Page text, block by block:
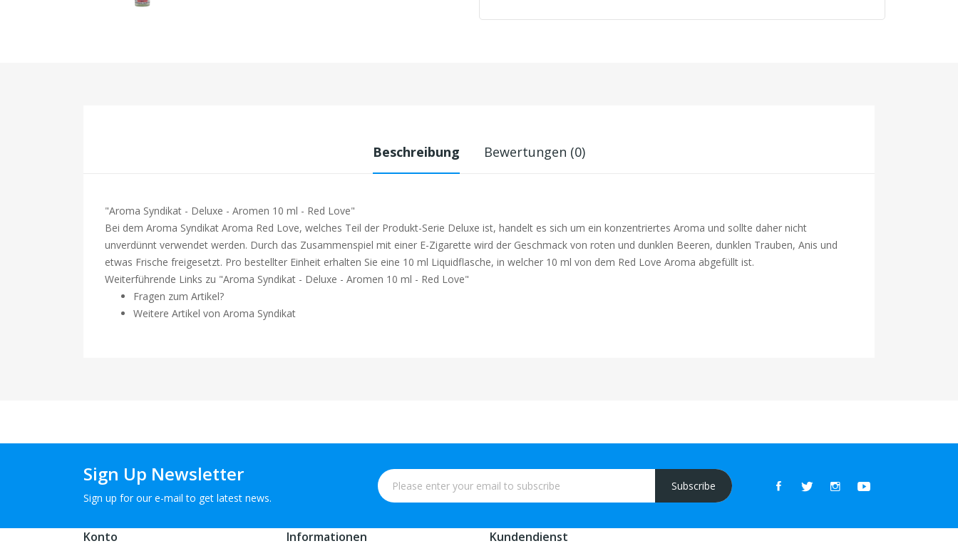
Beschreibung Bewertungen (0)
"Aroma Syndikat - Deluxe - Aromen 10 ml - Red Love"
Bei dem Aroma Syndikat Aroma Red Love, welches Teil der Produkt-Serie Deluxe ist, handelt es sich um ein konzentriertes Aroma und sollte daher nicht
unverdünnt verwendet werden. Durch das Zusammenspiel mit einer E-Zigarette wird der Geschmack von roten und dunklen Beeren, dunklen Trauben, Anis und
etwas Frische freigesetzt. Pro bestellter Einheit erhalten Sie eine 10 ml Liquidflasche, in welcher 10 ml von dem Red Love Aroma abgefüllt ist.
Weiterführende Links zu "Aroma Syndikat - Deluxe - Aromen 10 ml - Red Love"
Fragen zum Artikel?
Weitere Artikel von Aroma Syndikat
Sign Up Newsletter
Sign up for our e-mail to get latest news.
Subscribe
Konto Informationen Kundendienst